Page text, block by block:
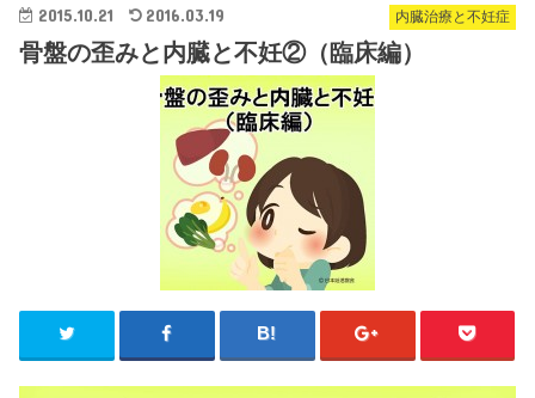
内臓治療と不妊症
2015.10.21 2016.03.19
骨盤の歪みと内臓と不妊②（臨床編）